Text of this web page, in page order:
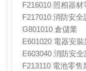
F216010 照相器材
F217010 消防安全
G801010 倉儲業
E601020 電器安裝
E603040 消防安
F213110 電池零售